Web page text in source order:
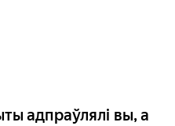
адпраўлялі вы, а